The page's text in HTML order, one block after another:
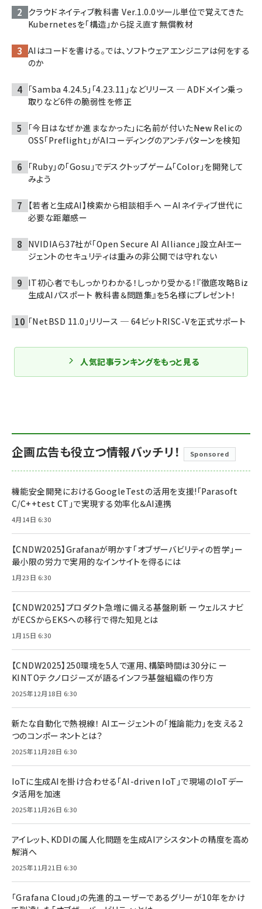
クラウドネイティブ教科書 Ver.1.0.0――ツール単位で覚えてきた
Kubernetesを「構造」から捉え直す無償教材
AIはコードを書ける。では、ソフトウェアエンジニアは何をする
のか
「Samba 4.24.5」「4.23.11」などリリース ─ ADドメイン乗っ
取りなど6件の脆弱性を修正
「今日はなぜか進まなかった」に名前が付いた――New Relicの
OSS「Preflight」がAIコーディングのアンチパターンを検知
「Ruby」の「Gosu」でデスクトップゲーム「Color」を開発して
みよう
【若者と生成AI】検索から相談相手へ ーAIネイティブ世代に
必要な距離感ー
NVIDIAら37社が「Open Secure AI Alliance」設立――AIエー
ジェントのセキュリティは重みの非公開では守れない
IT初心者でもしっかりわかる！しっかり受かる！『徹底攻略Biz
生成AIパスポート 教科書＆問題集』を5名様にプレゼント！
「NetBSD 11.0」リリース ─ 64ビットRISC-Vを正式サポート
人気記事ランキングをもっと見る
企画広告も役立つ情報バッチリ！ Sponsored
機能安全開発におけるGoogleTestの活用を支援!「Parasoft
C/C++test CT」で実現する効率化＆AI連携
4月14日 6:30
【CNDW2025】Grafanaが明かす「オブザーバビリティの哲学」ー
最小限の労力で実用的なインサイトを得るには
1月23日 6:30
【CNDW2025】プロダクト急増に備える基盤刷新 ーウェルスナビ
がECSからEKSへの移行で得た知見とは
1月15日 6:30
【CNDW2025】250環境を5人で運用、構築時間は30分に ー
KINTOテクノロジーズが語るインフラ基盤組織の作り方
2025年12月18日 6:30
新たな自動化で熱視線！ AIエージェントの「推論能力」を支える2
つのコンポーネントとは？
2025年11月28日 6:30
IoTに生成AIを掛け合わせる「AI-driven IoT」で現場のIoTデー
タ活用を加速
2025年11月26日 6:30
アイレット、KDDIの属人化問題を生成AIアシスタントの精度を高め
解消へ
2025年11月21日 6:30
「Grafana Cloud」の先進的ユーザーであるグリーが10年をかけ